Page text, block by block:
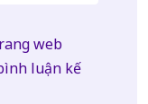
web
luận kế